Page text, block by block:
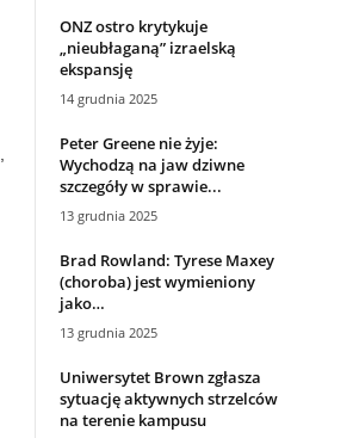
ONZ ostro krytykuje
„nieubłaganą” izraelską
ekspansję
14 grudnia 2025
Peter Greene nie żyje:
Wychodzą na jaw dziwne
szczegóły w sprawie...
13 grudnia 2025
Brad Rowland: Tyrese Maxey
(choroba) jest wymieniony
jako…
13 grudnia 2025
Uniwersytet Brown zgłasza
sytuację aktywnych strzelców
na terenie kampusu